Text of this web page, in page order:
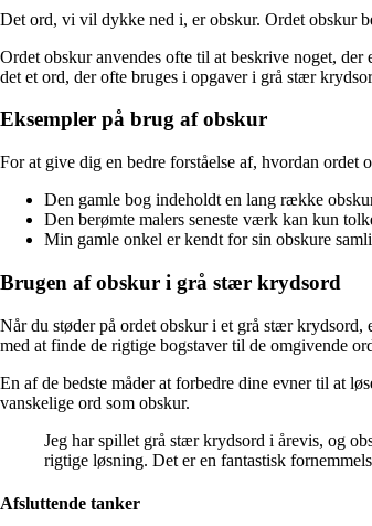
Det ord, vi vil dykke ned i, er obskur. Ordet obskur
Ordet obskur anvendes ofte til at beskrive noget,
det et ord, der ofte bruges i opgaver i grå stær
Eksempler på brug af obskur
For at give dig en bedre forståelse af, hvordan
Den gamle bog indeholdt en lang række
Den berømte malers seneste værk kan kun
Min gamle onkel er kendt for sin obskure
Brugen af obskur i grå stær krydsord
Når du støder på ordet obskur i et grå stær
med at finde de rigtige bogstaver til de omgivende
En af de bedste måder at forbedre dine evner til at
vanskelige ord som obskur.
Jeg har spillet grå stær krydsord i årevis, og
rigtige løsning. Det er en fantastisk
Afsluttende tanker